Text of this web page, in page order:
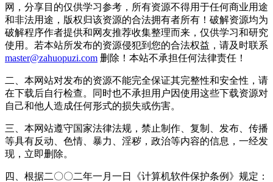
网，分享目的仅供学习参考，所有资源不得用于任何商业用途
和非法用途，版权归该资源的合法拥有者所有！破解资源均为
破解程序作者提供和网友推荐收集整理而来，仅供学习和研究
使用。若本站所发布的资源侵犯到您的合法权益，请及时联系
master@zahuopuzi.com 删除！本站不承担任何法律责任！
二、本网站对发布的资源不能完全保证其完整性和安全性，请
在下载后自行检查。同时也不承担用户因使用这些下载资源对
自己和他人造成任何形式的损失或伤害。
三、本网站遵守国家法律法规，禁止制作、复制、发布、传播
等具有反动、色情、暴力、淫秽，政治等内容的信息，一经发
现，立即删除。
四、根据二〇〇二年一月一日《计算机软件保护条例》规定：